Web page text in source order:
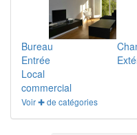
Bureau
Entrée
Local
commercial
Voir ✚ de catégories